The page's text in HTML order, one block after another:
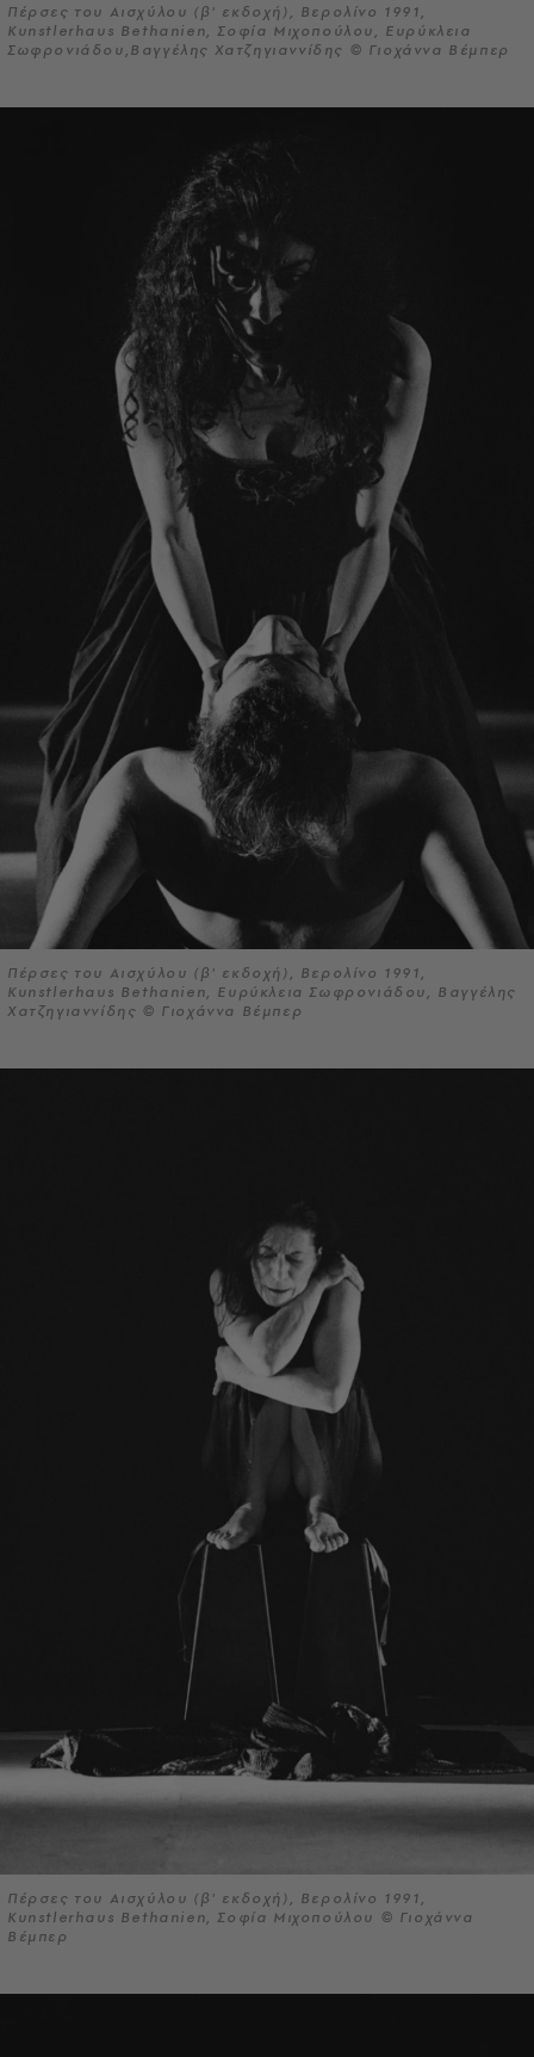
Πέρσες του Αισχύλου (β' εκδοχή), Βερολίνο 1991,
Kunstlerhaus Bethanien, Σοφία Μιχοπούλου, Ευρύκλεια
Σωφρονιάδου,Βαγγέλης Χατζηγιαννίδης © Γιοχάννα Βέμπερ
Πέρσες του Αισχύλου (β' εκδοχή), Βερολίνο 1991,
Kunstlerhaus Bethanien, Ευρύκλεια Σωφρονιάδου, Βαγγέλης
Χατζηγιαννίδης © Γιοχάννα Βέμπερ
Πέρσες του Αισχύλου (β' εκδοχή), Βερολίνο 1991,
Kunstlerhaus Bethanien, Σοφία Μιχοπούλου © Γιοχάννα
Βέμπερ